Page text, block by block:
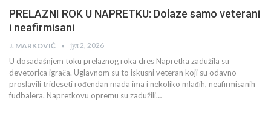
PRELAZNI ROK U NAPRETKU: Dolaze samo veterani
i neafirmisani
J. MARKOVIĆ јул 2, 2026
U dosadašnjem toku prelaznog roka dres Napretka zadužila su
devetorica igrača. Uglavnom su to iskusni veteran koji su odavno
proslavili trideseti rođendan mada ima i nekoliko mlađih, neafirmisanih
fudbalera. Napretkovu opremu su zadužili…